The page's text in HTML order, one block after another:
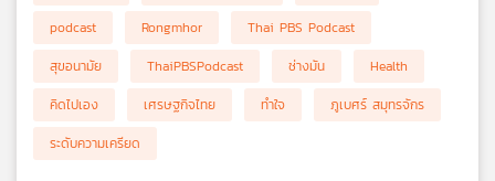
podcast
Rongmhor
Thai PBS Podcast
สุขอนามัย
ThaiPBSPodcast ช่างมัน
Health
คิดไปเอง
เศรษฐกิจไทย ทำใจ
ภูเบศร์ สมุทรจักร
ระดับความเครียด